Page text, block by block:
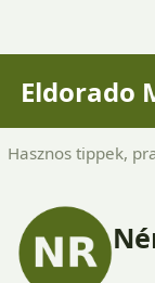
Eldorado
Hasznos tippek,